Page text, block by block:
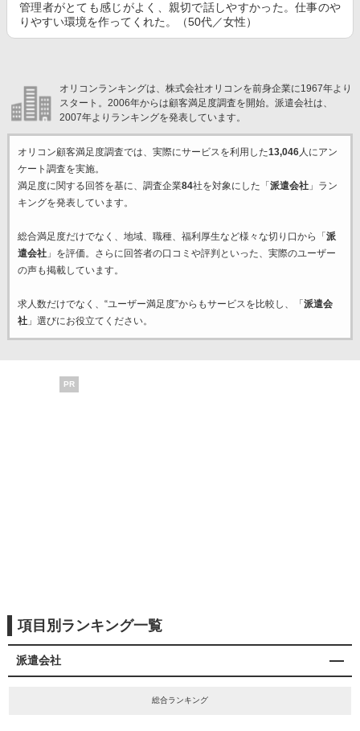
管理者がとても感じがよく、親切で話しやすかった。仕事のや
りやすい環境を作ってくれた。（50代／女性）
オリコンランキングは、株式会社オリコンを前身企業に1967年より
スタート。2006年からは顧客満足度調査を開始。派遣会社は、
2007年よりランキングを発表しています。
オリコン顧客満足度調査では、実際にサービスを利用した13,046人にアン
ケート調査を実施。
満足度に関する回答を基に、調査企業84社を対象にした「 派遣会社」ラン
キングを発表しています。
総合満足度だけでなく、地域、職種、福利厚生など様々な切り口から「 派
遣会社」を評価。さらに回答者の口コミや評判といった、実際のユーザー
の声も掲載しています。
求人数だけでなく、“ユーザー満足度”からもサービスを比較し、「 派遣会
社」選びにお役立てください。
PR
項目別ランキング一覧
派遣会社
総合ランキング